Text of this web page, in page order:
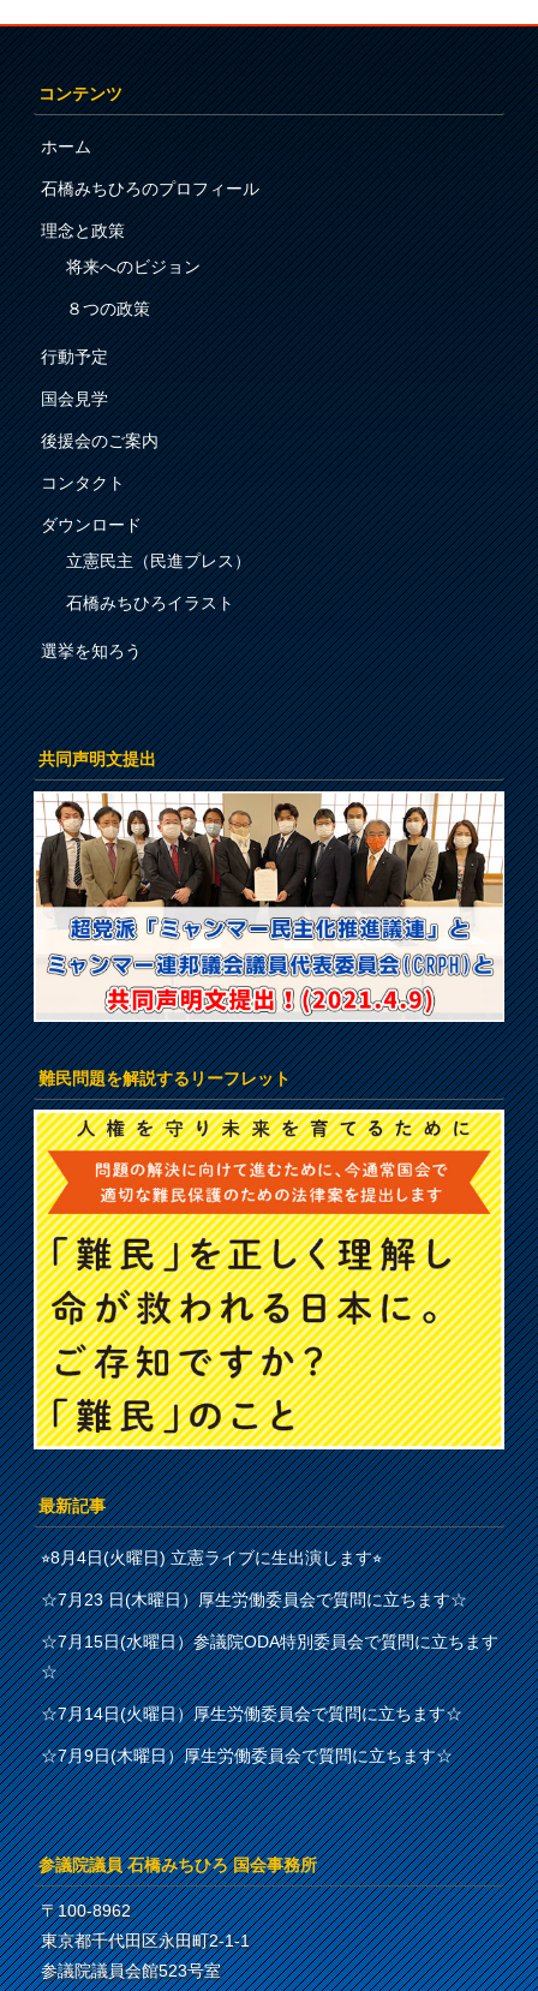
コンテンツ
ホーム
石橋みちひろのプロフィール
理念と政策
将来へのビジョン
８つの政策
行動予定
国会見学
後援会のご案内
コンタクト
ダウンロード
立憲民主（民進プレス）
石橋みちひろイラスト
選挙を知ろう
共同声明文提出
難民問題を解説するリーフレット
最新記事
⭐︎8月4日(火曜日) 立憲ライブに生出演します⭐︎
☆7月23 日(木曜日）厚生労働委員会で質問に立ちます☆
☆7月15日(水曜日）参議院ODA特別委員会で質問に立ちます
☆
☆7月14日(火曜日）厚生労働委員会で質問に立ちます☆
☆7月9日(木曜日）厚生労働委員会で質問に立ちます☆
参議院議員 石橋みちひろ 国会事務所
〒100-8962
東京都千代田区永田町2-1-1
参議院議員会館523号室